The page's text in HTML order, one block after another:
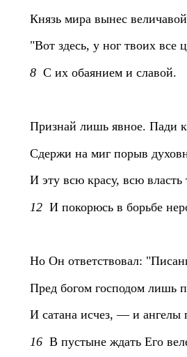
Князь мира вынес
"Вот здесь, у ног твоих все
8С их обаянием и славой.
Признай лишь явное. Пади
Сдержи на миг порыв
И эту всю красу, всю власть
12И покорюсь в борьбе
Но Он ответствовал:
Пред богом господом лишь
И сатана исчез, — и ангелы
16В пустыне ждать Его